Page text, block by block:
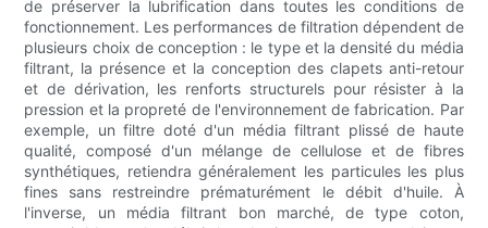
de préserver la lubrification dans toutes les conditions de
fonctionnement. Les performances de filtration dépendent de
plusieurs choix de conception : le type et la densité du média
filtrant, la présence et la conception des clapets anti-retour
et de dérivation, les renforts structurels pour résister à la
pression et la propreté de l'environnement de fabrication. Par
exemple, un filtre doté d'un média filtrant plissé de haute
qualité, composé d'un mélange de cellulose et de fibres
synthétiques, retiendra généralement les particules les plus
fines sans restreindre prématurément le débit d'huile. À
l'inverse, un média filtrant bon marché, de type coton,